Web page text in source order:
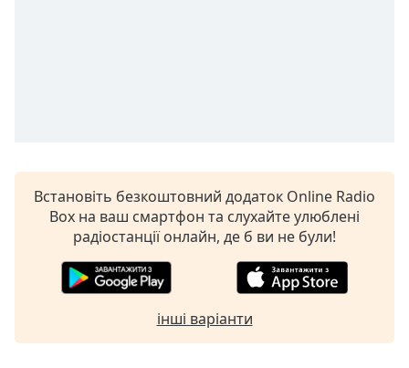
Descriptions
selected
Встановіть безкоштовний додаток Online Radio
Box на ваш смартфон та слухайте улюблені
радіостанції онлайн, де б ви не були!
інші варіанти